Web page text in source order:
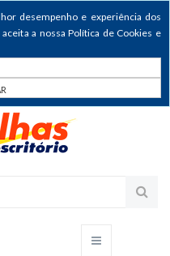
desempenho e experiência dos
a nossa Política de Cookies e